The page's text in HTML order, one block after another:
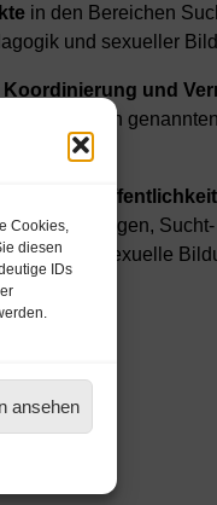
Cookies,
diesen
IDs
ansehen
in den Bereichen
und sexueller
Koordinierung und
zu den oben
der Öffentlichkeit
und sexuelle